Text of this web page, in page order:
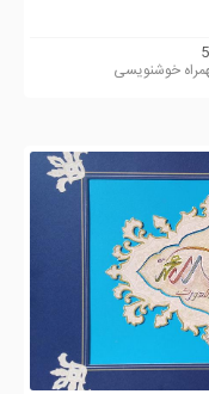
خوشنویسی